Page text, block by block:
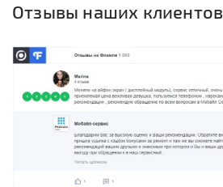
Отзывы наших клиентов